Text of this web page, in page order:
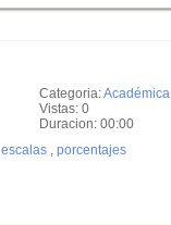
Categoria:Académica
Vistas: 0
Duracion: 00:00
escalas , porcentajes